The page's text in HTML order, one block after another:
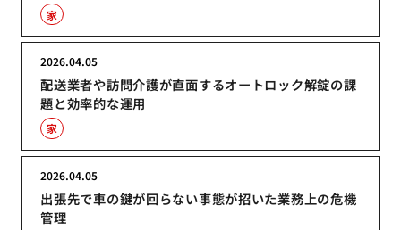
家
配送業者や訪問介護が直面するオートロック解錠の課
題と効率的な運用
2026.04.05
家
出張先で車の鍵が回らない事態が招いた業務上の危機
管理
2026.04.05